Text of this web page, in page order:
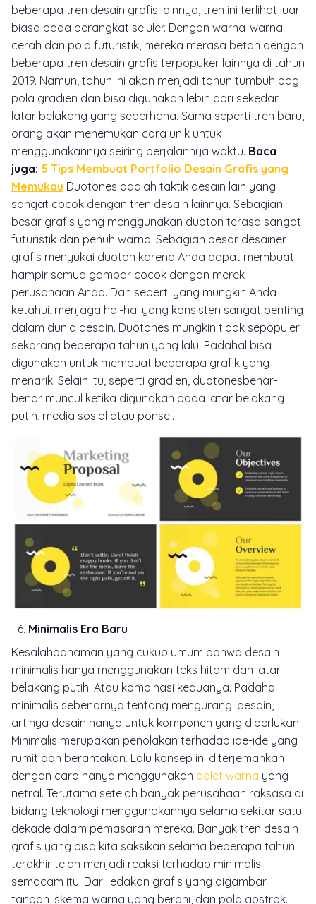
beberapa tren desain grafis lainnya, tren ini terlihat luar
biasa pada perangkat seluler. Dengan warna-warna
cerah dan pola futuristik, mereka merasa betah dengan
beberapa tren desain grafis terpopuker lainnya di tahun
2019. Namun, tahun ini akan menjadi tahun tumbuh bagi
pola gradien dan bisa digunakan lebih dari sekedar
latar belakang yang sederhana. Sama seperti tren baru,
orang akan menemukan cara unik untuk
menggunakannya seiring berjalannya waktu. Baca
juga: 5 Tips Membuat Portfolio Desain Grafis yang
Memukau Duotones adalah taktik desain lain yang
sangat cocok dengan tren desain lainnya. Sebagian
besar grafis yang menggunakan duoton terasa sangat
futuristik dan penuh warna. Sebagian besar desainer
grafis menyukai duoton karena Anda dapat membuat
hampir semua gambar cocok dengan merek
perusahaan Anda. Dan seperti yang mungkin Anda
ketahui, menjaga hal-hal yang konsisten sangat penting
dalam dunia desain. Duotones mungkin tidak sepopuler
sekarang beberapa tahun yang lalu. Padahal bisa
digunakan untuk membuat beberapa grafik yang
menarik. Selain itu, seperti gradien, duotonesbenar-
benar muncul ketika digunakan pada latar belakang
putih, media sosial atau ponsel.
Minimalis Era Baru
Kesalahpahaman yang cukup umum bahwa desain
minimalis hanya menggunakan teks hitam dan latar
belakang putih. Atau kombinasi keduanya. Padahal
minimalis sebenarnya tentang mengurangi desain,
artinya desain hanya untuk komponen yang diperlukan.
Minimalis merupakan penolakan terhadap ide-ide yang
rumit dan berantakan. Lalu konsep ini diterjemahkan
dengan cara hanya menggunakan palet warna yang
netral. Terutama setelah banyak perusahaan raksasa di
bidang teknologi menggunakannya selama sekitar satu
dekade dalam pemasaran mereka. Banyak tren desain
grafis yang bisa kita saksikan selama beberapa tahun
terakhir telah menjadi reaksi terhadap minimalis
semacam itu. Dari ledakan grafis yang digambar
tangan, skema warna yang berani, dan pola abstrak.